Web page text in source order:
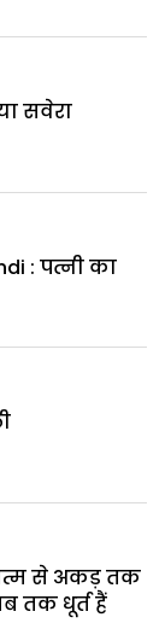
सवेरा
: पत्नी का
से अकड़ तक
तक धूर्त हैं